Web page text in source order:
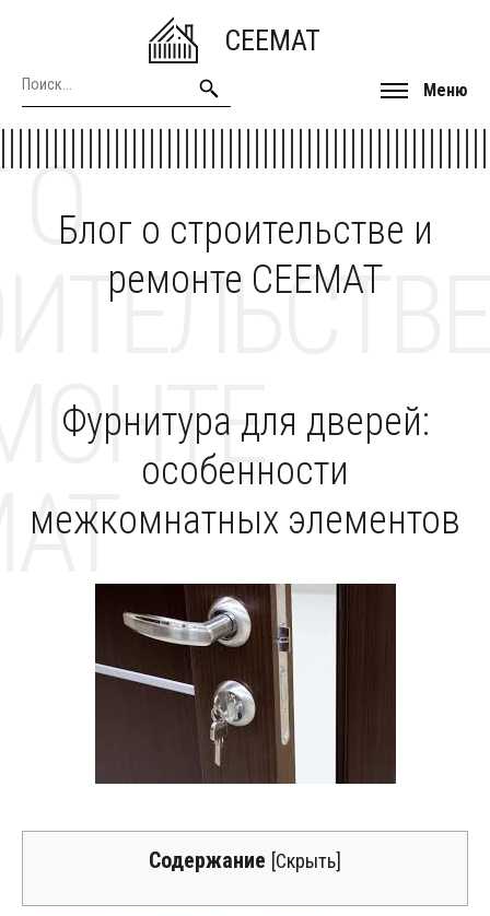
CEEMAT
Меню
Блог о строительстве и
ремонте CEEMAT
О
Фурнитура для дверей:
особенности
межкомнатных элементов
Содержание [Скрыть]